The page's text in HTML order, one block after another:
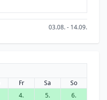
03.08. - 14.09.
Fr Sa
So
4. 5.
6.